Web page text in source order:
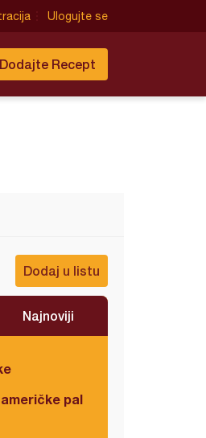
Ulogujte se
Dodajte Recept
Dodaj u listu
Najnoviji
palačinke